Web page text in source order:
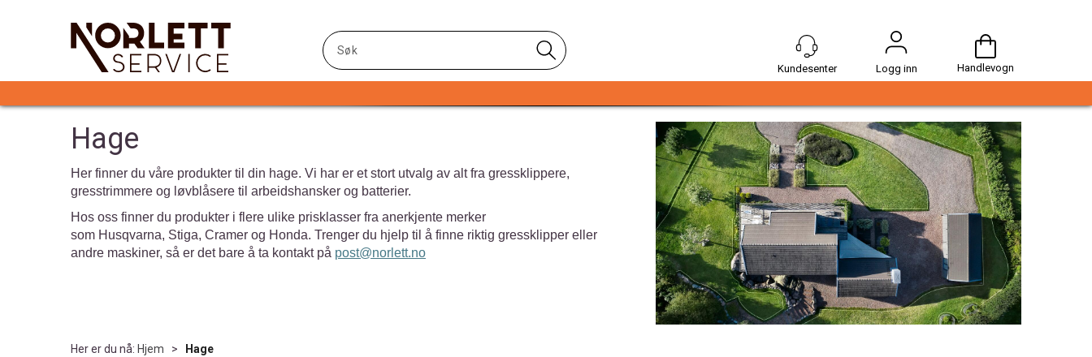
Logg inn Handlevogn
Hage
Her finner du våre produkter til din hage. Vi har er et stort utvalg av alt fra gressklippere,
gresstrimmere og løvblåsere til arbeidshansker og batterier.
Hos oss finner du produkter i flere ulike prisklasser fra anerkjente merker
som Husqvarna, Stiga, Cramer og Honda. Trenger du hjelp til å finne riktig gressklipper eller
andre maskiner, så er det bare å ta kontakt på post@norlett.no
Her er du nå: Hjem > Hage